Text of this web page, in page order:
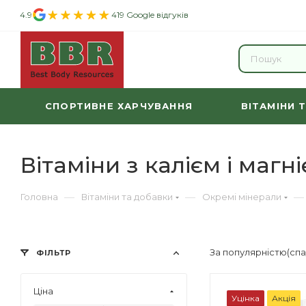
4.9 419 Google відгуків
СПОРТИВНЕ ХАРЧУВАННЯ ВІТАМІНИ
Вітаміни з калієм і
Головна — Вітаміни та добавки — Окремі мінерали —
За
Уцінка
Акція
ФІЛЬТР
Ціна